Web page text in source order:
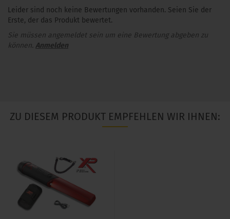
Leider sind noch keine Bewertungen vorhanden. Seien Sie der
Erste, der das Produkt bewertet.
Sie müssen angemeldet sein um eine Bewertung abgeben zu
können. Anmelden
ZU DIESEM PRODUKT EMPFEHLEN WIR IHNEN: